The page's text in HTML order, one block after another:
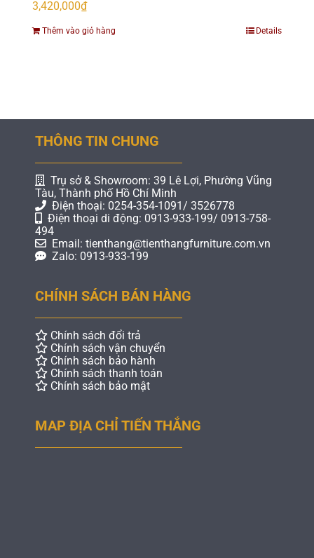
3,420,000₫
Thêm vào giỏ hàng Details
THÔNG TIN CHUNG
Trụ sở & Showroom: 39 Lê Lợi, Phường Vũng
Tàu, Thành phố Hồ Chí Minh
Điện thoại: 0254-354-1091/ 3526778
Điện thoại di động: 0913-933-199/ 0913-758-
494
Email: tienthang@tienthangfurniture.com.vn
Zalo: 0913-933-199
CHÍNH SÁCH BÁN HÀNG
Chính sách đổi trả
Chính sách vận chuyển
Chính sách bảo hành
Chính sách thanh toán
Chính sách bảo mật
MAP ĐỊA CHỈ TIẾN THẮNG